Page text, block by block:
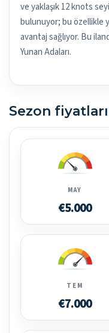
ve yaklaşık 12 knots
bulunuyor; bu özellikle
avantaj sağlıyor. Bu
Yunan Adaları.
Sezon fiyatları
MAY
€5.000
TEM
€7.000